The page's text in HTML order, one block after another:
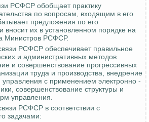
РСФСР обобщает практику
по вопросам, входящим в его
предложения по его
вносит их в установленном порядке на
Министров РСФСР.
РСФСР обеспечивает правильное
и административных методов
и совершенствование прогрессивных
труда и производства, внедрение
с применением электронно -
совершенствование структуры и
управления.
РСФСР в соответствии с
задачами: